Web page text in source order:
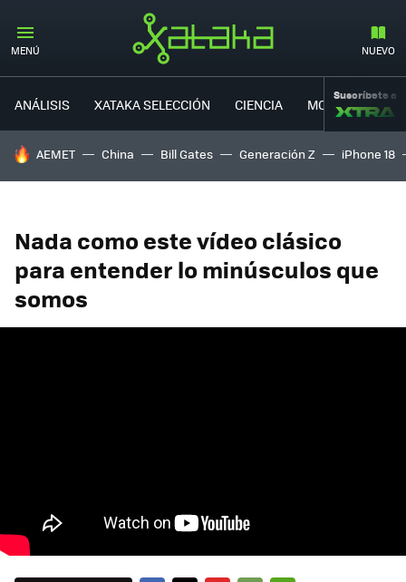
MENÚ NUEVO
ANÁLISIS XATAKA SELECCIÓN CIENCIA MOVILIDAD
Suscríbete a
HOY SE HABLA DE
AEMET China Bill Gates Generación Z iPhone 18
Nada como este vídeo clásico
para entender lo minúsculos que
somos